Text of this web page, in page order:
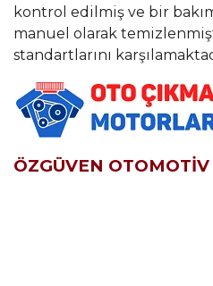
kontrol edilmiş ve bir
manuel olarak
standartlarını
ÖZGÜVEN